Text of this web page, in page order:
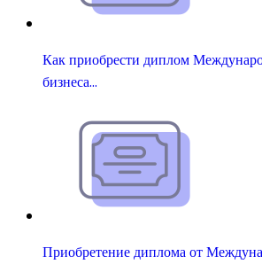
Как приобрести диплом
бизнеса…
Приобретение диплома от